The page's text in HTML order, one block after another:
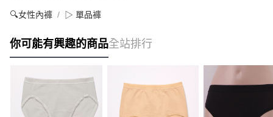
🔍女性內褲 ▷ 單品褲
你可能有興趣的商品全站排行